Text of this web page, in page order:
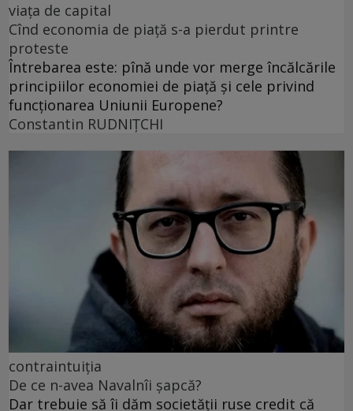
viața de capital
Cînd economia de piață s-a pierdut printre
proteste
Întrebarea este: pînă unde vor merge încălcările
principiilor economiei de piață și cele privind
funcționarea Uniunii Europene?
Constantin RUDNIŢCHI
contraintuiția
De ce n-avea Navalnîi șapcă?
Dar trebuie să îi dăm societății ruse credit că